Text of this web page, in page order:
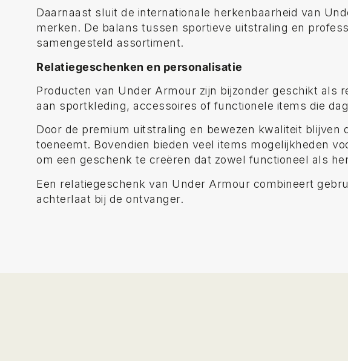
Daarnaast sluit de internationale herkenbaarheid van
merken. De balans tussen sportieve uitstraling en
samengesteld assortiment.
Relatiegeschenken en personalisatie
Producten van Under Armour zijn bijzonder geschikt als
aan sportkleding, accessoires of functionele items die
Door de premium uitstraling en bewezen kwaliteit
toeneemt. Bovendien bieden veel items mogelijkheden
om een geschenk te creëren dat zowel functioneel als
Een relatiegeschenk van Under Armour combineert
achterlaat bij de ontvanger.